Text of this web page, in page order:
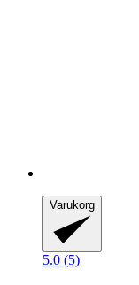
Varukorg
5.0 (5)